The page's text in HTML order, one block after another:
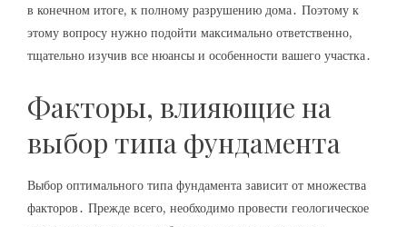
в конечном итоге, к полному разрушению дома․ Поэтому к
этому вопросу нужно подойти максимально ответственно,
тщательно изучив все нюансы и особенности вашего участка․
Факторы, влияющие на
выбор типа фундамента
Выбор оптимального типа фундамента зависит от множества
факторов․ Прежде всего, необходимо провести геологическое